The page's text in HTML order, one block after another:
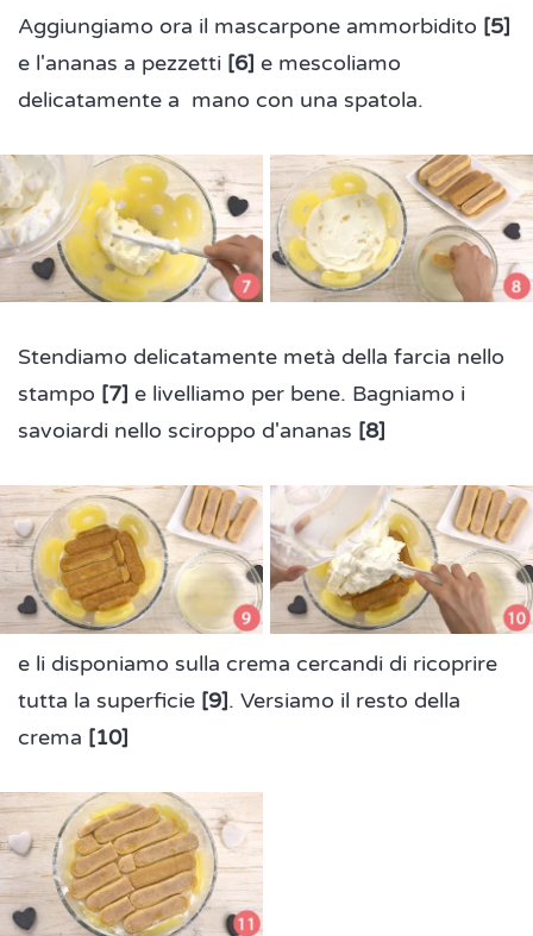
Aggiungiamo ora il mascarpone ammorbidito [5]
e l'ananas a pezzetti [6] e mescoliamo
delicatamente a mano con una spatola.
Stendiamo delicatamente metà della farcia nello
stampo [7] e livelliamo per bene. Bagniamo i
savoiardi nello sciroppo d'ananas [8]
e li disponiamo sulla crema cercandi di ricoprire
tutta la superficie [9]. Versiamo il resto della
crema [10]